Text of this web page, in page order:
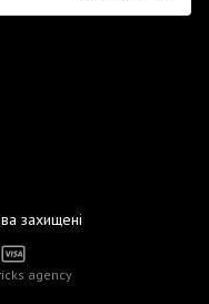
захищені
agency